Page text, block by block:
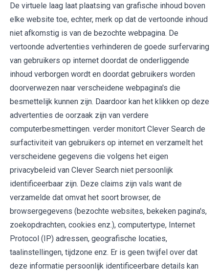
De virtuele laag laat plaatsing van grafische inhoud boven
elke website toe, echter, merk op dat de vertoonde inhoud
niet afkomstig is van de bezochte webpagina. De
vertoonde advertenties verhinderen de goede surfervaring
van gebruikers op internet doordat de onderliggende
inhoud verborgen wordt en doordat gebruikers worden
doorverwezen naar verscheidene webpagina's die
besmettelijk kunnen zijn. Daardoor kan het klikken op deze
advertenties de oorzaak zijn van verdere
computerbesmettingen. verder monitort Clever Search de
surfactiviteit van gebruikers op internet en verzamelt het
verscheidene gegevens die volgens het eigen
privacybeleid van Clever Search niet persoonlijk
identificeerbaar zijn. Deze claims zijn vals want de
verzamelde dat omvat het soort browser, de
browsergegevens (bezochte websites, bekeken pagina's,
zoekopdrachten, cookies enz.), computertype, Internet
Protocol (IP) adressen, geografische locaties,
taalinstellingen, tijdzone enz. Er is geen twijfel over dat
deze informatie persoonlijk identificeerbare details kan